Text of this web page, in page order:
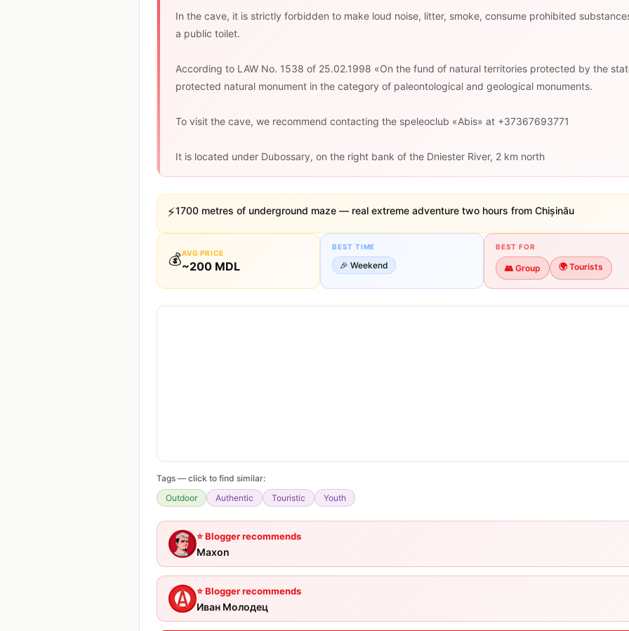
In the cave, it is strictly forbidden to make loud noise, litter, smoke, consume prohibited
a public toilet.
According to LAW No. 1538 of 25.02.1998 «On the fund of natural territories protected by the
protected natural monument in the category of paleontological and geological monuments.
To visit the cave, we recommend contacting the speleoclub «Abis» at +37367693771
It is located under Dubossary, on the right bank of the Dniester River, 2 km north
⚡1700 metres of underground maze — real extreme adventure two hours from Chișinău
💰AVG PRICE
~200 MDL
BEST TIME
🎉 Weekend
BEST FOR
👥 Group 🌍 Tourists
Tags — click to find similar:
Outdoor
Authentic Touristic Youth
⭐Blogger recommends
Maxon
⭐Blogger recommends
Иван Молодец